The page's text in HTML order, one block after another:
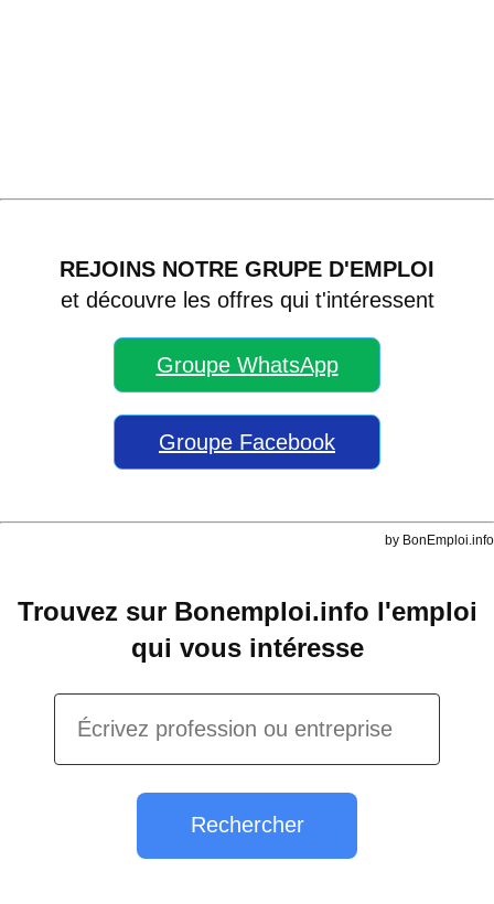
REJOINS NOTRE GRUPE D'EMPLOI
et découvre les offres qui t'intéressent
Groupe WhatsApp
Groupe Facebook
by BonEmploi.info
Trouvez sur Bonemploi.info l'emploi
qui vous intéresse
Rechercher